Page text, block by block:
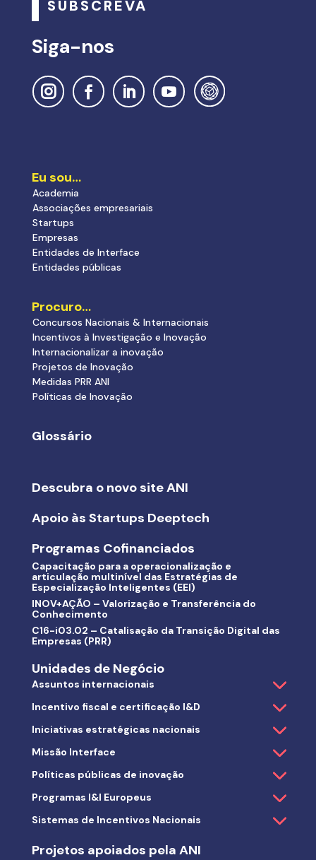
SUBSCREVA
Siga-nos
Eu sou…
Academia
Associações empresariais
Startups
Empresas
Entidades de Interface
Entidades públicas
Procuro…
Concursos Nacionais & Internacionais
Incentivos à Investigação e Inovação
Internacionalizar a inovação
Projetos de Inovação
Medidas PRR ANI
Políticas de Inovação
Glossário
Descubra o novo site ANI
Apoio às Startups Deeptech
Programas Cofinanciados
Capacitação para a operacionalização e
articulação multinível das Estratégias de
Especialização Inteligentes (EEI)
INOV+AÇÃO – Valorização e Transferência do
Conhecimento
C16-i03.02 – Catalisação da Transição Digital das
Empresas (PRR)
Unidades de Negócio
Assuntos internacionais
Incentivo fiscal e certificação I&D
Iniciativas estratégicas nacionais
Missão Interface
Políticas públicas de inovação
Programas I&I Europeus
Sistemas de Incentivos Nacionais
Projetos apoiados pela ANI